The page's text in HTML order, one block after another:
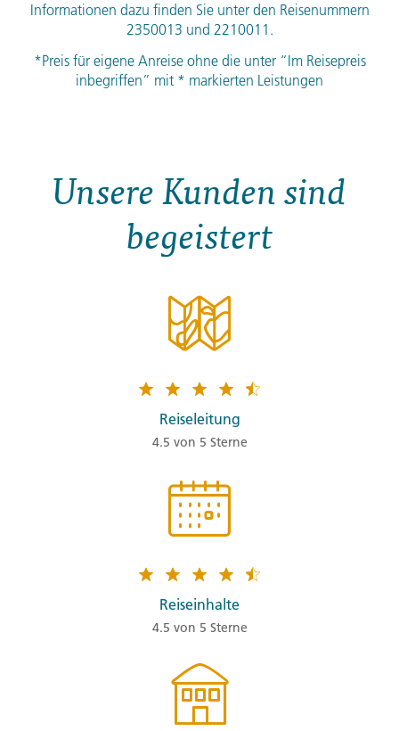
Informationen dazu finden Sie unter den Reisenummern
2350013 und 2210011.
*Preis für eigene Anreise ohne die unter “Im Reisepreis
inbegriffen” mit * markierten Leistungen
Unsere Kunden sind
begeistert
Reiseleitung
4.5 von 5 Sterne
Reiseinhalte
4.5 von 5 Sterne